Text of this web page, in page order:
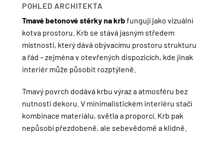
POHLED ARCHITEKTA
Tmavé betonové stěrky na krbfungují jako vizuální
kotva prostoru. Krb se stává jasným středem
místnosti, který dává obývacímu prostoru strukturu
a řád – zejména v otevřených dispozicích, kde jinak
interiér může působit rozptýleně.
Tmavý povrch dodává krbu výraz a atmosféru bez
nutnosti dekoru. V minimalistickém interiéru stačí
kombinace materiálu, světla a proporcí. Krb pak
nepůsobí přezdobeně, ale sebevědomě a klidně.